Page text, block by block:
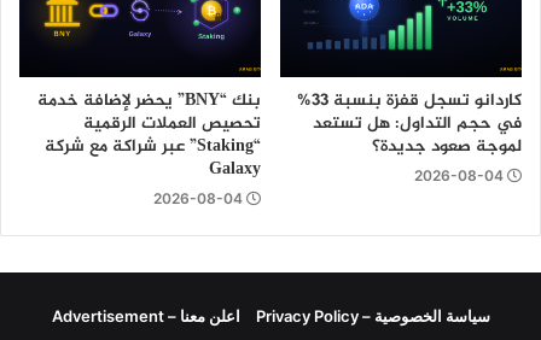
كاردانو تسجل قفزة بنسبة 33%
في حجم التداول: هل تستعد
لموجة صعود جديدة؟
2026-08-04
بنك “BNY” يحضر لإضافة خدمة
تحصيص العملات الرقمية
“Staking” عبر شراكة مع شركة
Galaxy
2026-08-04
سياسة الخصوصية – Privacy Policy اعلن معنا – Advertisement